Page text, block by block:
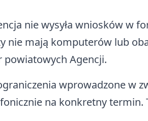
nie wysyła wniosków w
nie mają komputerów lub
powiatowych Agencji.
wprowadzone w
na konkretny